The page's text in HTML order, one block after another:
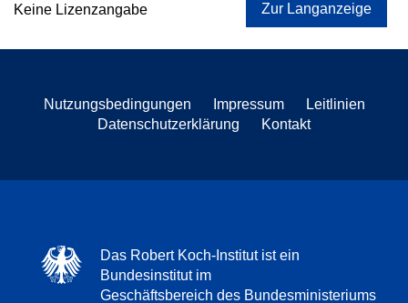
Keine Lizenzangabe Zur Langanzeige
Nutzungsbedingungen Impressum
Leitlinien
Datenschutzerklärung
Kontakt
Das Robert Koch-Institut ist ein
Bundesinstitut im
Geschäftsbereich des Bundesministeriums